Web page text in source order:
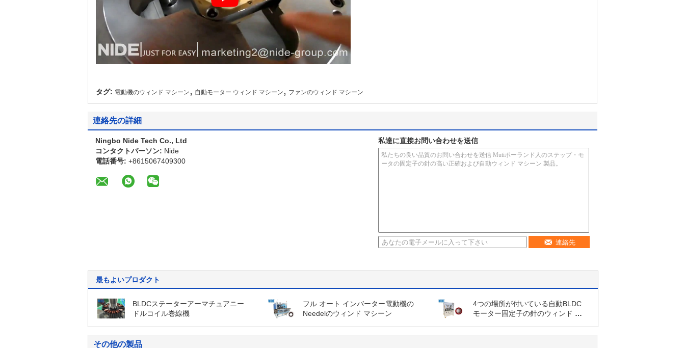
タグ: 電動機のウィンド マシーン , 自動モーター ウィンド マシーン , ファンのウィンド マシーン
連絡先の詳細
Ningbo Nide Tech Co., Ltd
コンタクトパーソン: Nide
電話番号: +8615067409300
私達に直接お問い合わせを送信
連絡先
最もよいプロダクト
BLDCステーターアーマチュアニー
ドルコイル巻線機
フル オート インバーター電動機の
Needelのウィンド マシーン
4つの場所が付いている自動BLDC
モーター固定子の針のウィンド マ
その他の製品